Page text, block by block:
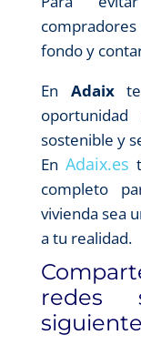
fondo y
En Adaixte
sostenible y
En Adaix.es
completo
vivienda sea
a tu realidad.
redes